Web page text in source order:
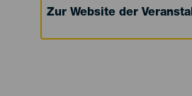
Zur Website der